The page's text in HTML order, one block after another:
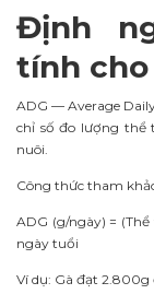
Định
tính
ADG — Average
chỉ số đo lượng
nuôi.
Công thức tham
ADG (g/ngày) =
ngày tuổi
Ví dụ: Gà đạt